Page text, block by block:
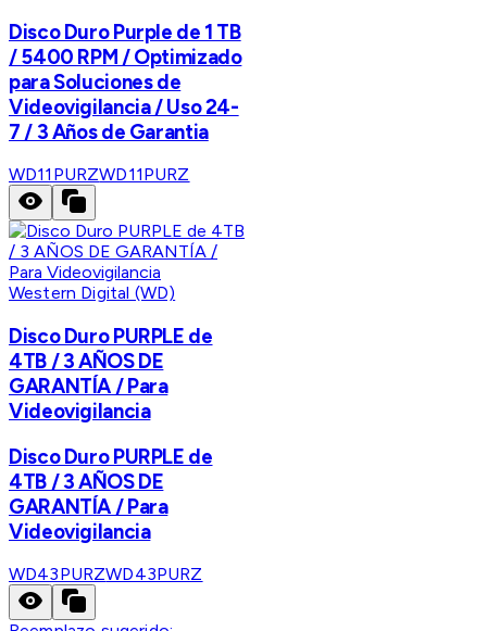
Disco Duro Purple de 1 TB
/ 5400 RPM / Optimizado
para Soluciones de
Videovigilancia / Uso 24-
7 / 3 Años de Garantia
WD11PURZWD11PURZ
Western Digital (WD)
Disco Duro PURPLE de
4TB / 3 AÑOS DE
GARANTÍA / Para
Videovigilancia
Disco Duro PURPLE de
4TB / 3 AÑOS DE
GARANTÍA / Para
Videovigilancia
WD43PURZWD43PURZ